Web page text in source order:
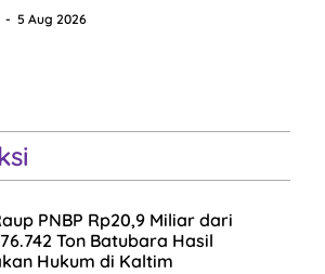
5 Aug 2026
PNBP Rp20,9 Miliar dari
Ton Batubara Hasil
Hukum di Kaltim